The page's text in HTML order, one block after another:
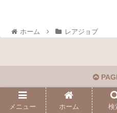
ホーム レアジョブ
メニュー ホーム 検